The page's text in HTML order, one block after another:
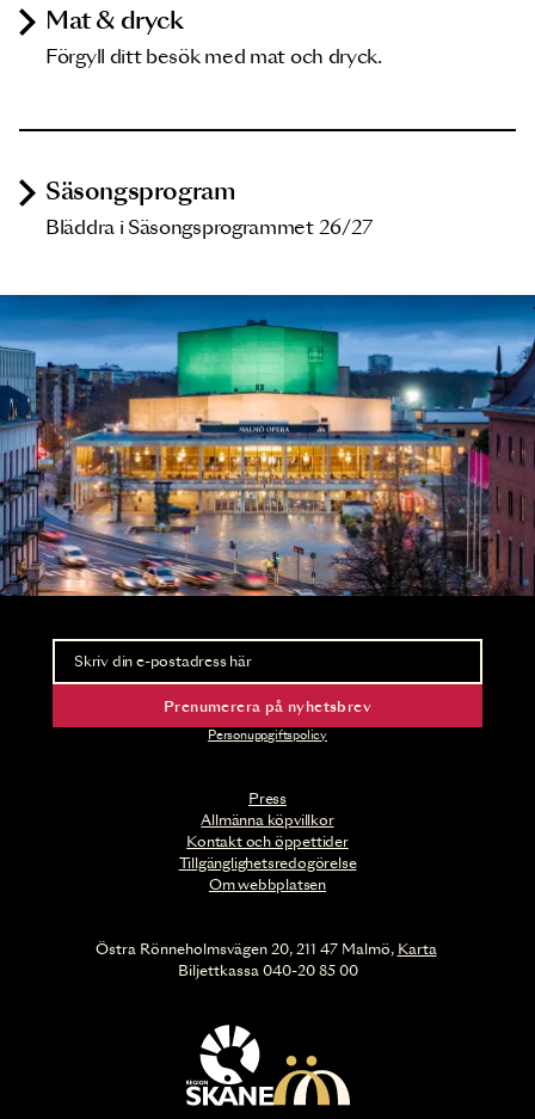
Mat & dryck
Förgyll ditt besök med mat och dryck.
Säsongsprogram
Bläddra i Säsongsprogrammet 26/27
Press
Allmänna köpvillkor
Kontakt och öppettider
Tillgänglighetsredogörelse
Om webbplatsen
Nyhetsbrev
Ta del av förhandsinformation och biljettsläpp.
Prenumerera på nyhetsbrev
Personuppgiftspolicy
Östra Rönneholmsvägen 20, 211 47 Malmö, Karta
Biljettkassa 040-20 85 00